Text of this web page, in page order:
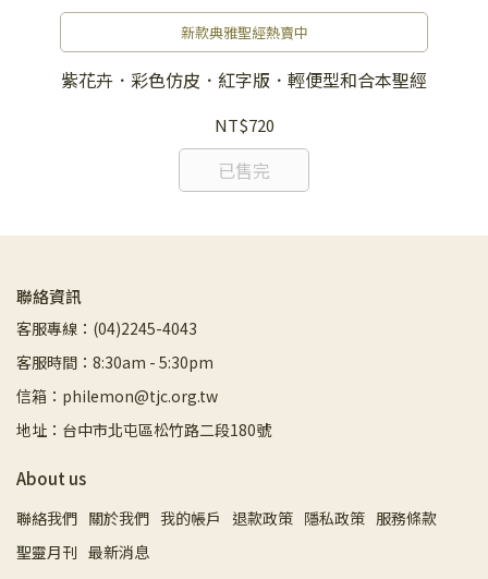
新款典雅聖經熱賣中
紫花卉．彩色仿皮．紅字版．輕便型和合本聖經
NT$720
已售完
聯絡資訊
客服專線：(04)2245-4043
客服時間：8:30am - 5:30pm
信箱：philemon@tjc.org.tw
地址：台中市北屯區松竹路二段180號
About us
聯絡我們 關於我們 我的帳戶 退款政策 隱私政策 服務條款
聖靈月刊 最新消息